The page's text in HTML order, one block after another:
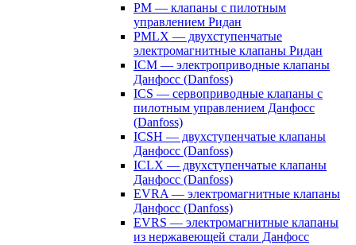
PM — клапаны с пилотным
управлением Ридан
PMLX — двухступенчатые
электромагнитные клапаны Ридан
ICM — электроприводные клапаны
Данфосс (Danfoss)
ICS — сервоприводные клапаны с
пилотным управлением Данфосс
(Danfoss)
ICSH — двухступенчатые клапаны
Данфосс (Danfoss)
ICLX — двухступенчатые клапаны
Данфосс (Danfoss)
EVRA — электромагнитные клапаны
Данфосс (Danfoss)
EVRS — электромагнитные клапаны
из нержавеющей стали Данфосс